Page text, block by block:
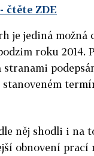
- čtěte ZDE
je jediná
roku 2014.
stranami
něj shodli i na
obnovení prací